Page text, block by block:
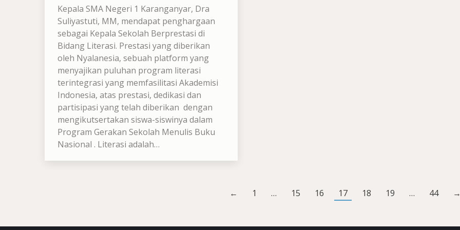
Kepala SMA Negeri 1 Karanganyar, Dra
Suliyastuti, MM, mendapat penghargaan
sebagai Kepala Sekolah Berprestasi di
Bidang Literasi. Prestasi yang diberikan
oleh Nyalanesia, sebuah platform yang
menyajikan puluhan program literasi
terintegrasi yang memfasilitasi Akademisi
Indonesia, atas prestasi, dedikasi dan
partisipasi yang telah diberikan dengan
mengikutsertakan siswa-siswinya dalam
Program Gerakan Sekolah Menulis Buku
Nasional . Literasi adalah…
← 1 … 15 16 17 18 19 … 44